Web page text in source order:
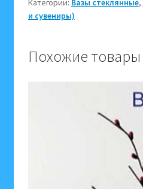
005422
(примерная
см,
Категории: Вазы стеклянные,
и сувениры)
Похожие товары